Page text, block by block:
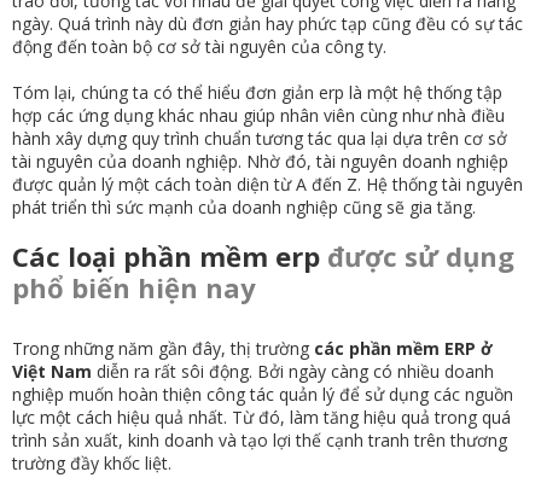
ngày. Quá trình này dù đơn giản hay phức tạp cũng đều có sự tác
động đến toàn bộ cơ sở tài nguyên của công ty.
Tóm lại, chúng ta có thể hiểu đơn giản erp là một hệ thống tập
hợp các ứng dụng khác nhau giúp nhân viên cùng như nhà điều
hành xây dựng quy trình chuẩn tương tác qua lại dựa trên cơ sở
tài nguyên của doanh nghiệp. Nhờ đó, tài nguyên doanh nghiệp
được quản lý một cách toàn diện từ A đến Z. Hệ thống tài nguyên
phát triển thì sức mạnh của doanh nghiệp cũng sẽ gia tăng.
Các loại phần mềm erp được sử dụng
phổ biến hiện nay
Trong những năm gần đây, thị trường các phần mềm ERP ở
Việt Nam diễn ra rất sôi động. Bởi ngày càng có nhiều doanh
nghiệp muốn hoàn thiện công tác quản lý để sử dụng các nguồn
lực một cách hiệu quả nhất. Từ đó, làm tăng hiệu quả trong quá
trình sản xuất, kinh doanh và tạo lợi thế cạnh tranh trên thương
trường đầy khốc liệt.